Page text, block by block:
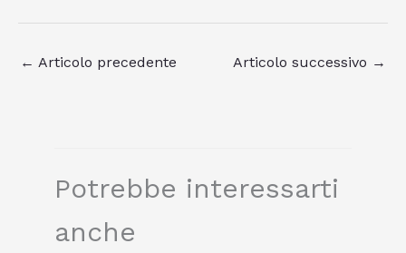
← Articolo precedente Articolo successivo →
Potrebbe interessarti
anche